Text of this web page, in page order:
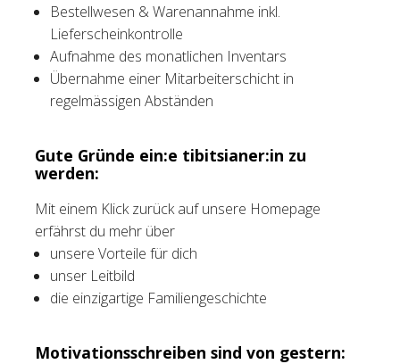
Bestellwesen & Warenannahme inkl.
Lieferscheinkontrolle
Aufnahme des monatlichen Inventars
Übernahme einer Mitarbeiterschicht in
regelmässigen Abständen
Gute Gründe ein:e tibitsianer:in zu
werden:
Mit einem Klick zurück auf unsere Homepage
erfährst du mehr über
unsere Vorteile für dich
unser Leitbild
die einzigartige Familiengeschichte
Motivationsschreiben sind von gestern: